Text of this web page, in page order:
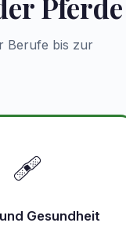
Pferde
Berufe bis zur
🩹
Gesundheit